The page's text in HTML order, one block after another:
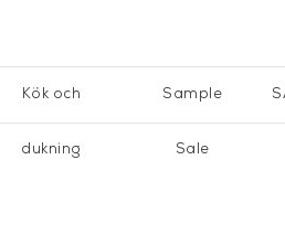
Kök och
dukning
Sample
Sale